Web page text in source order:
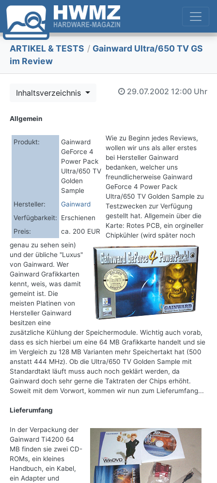
ARTIKEL & TESTS / Gainward Ultra/650 TV GS
im Review
Inhaltsverzeichnis 29.07.2002 12:00 Uhr
Allgemein
Produkt:
Gainward
GeForce 4
Power Pack
Ultra/650 TV
Golden
Sample
Hersteller:
Gainward
Verfügbarkeit:
Erschienen
Preis:
ca. 200 EUR
Wie zu Beginn jedes Reviews,
wollen wir uns als aller erstes
bei Hersteller Gainward
bedanken, welcher uns
freundlicherweise Gainward
GeForce 4 Power Pack
Ultra/650 TV Golden Sample zu
Testzwecken zur Verfügung
gestellt hat. Allgemein über die
Karte: Rotes PCB, ein orgineller
Chipkühler (wird später noch
genau zu sehen sein)
und der übliche "Luxus"
von Gainward. Wer
Gainward Grafikkarten
kennt, weis, was damit
gemeint ist. Die
meisten Platinen von
Hersteller Gainward
besitzen eine
zusätzliche Kühlung der Speichermodule. Wichtig auch vorab,
dass es sich hierbei um eine 64 MB Grafikkarte handelt und sie
im Vergleich zu 128 MB Varianten mehr Speichertakt hat (500
anstatt 444 MHz). Ob die Ultra/650 TV Golden Sample mit
Standardtakt läuft muss auch noch geklärt werden, da
Gainward doch sehr gerne die Taktraten der Chips erhöht.
Soweit mit dem Vorwort, kommen wir nun zum Lieferumfang...
Lieferumfang
In der Verpackung der
Gainward Ti4200 64
MB finden sie zwei CD-
ROMs, ein kleines
Handbuch, ein Kabel,
ein Adapter und